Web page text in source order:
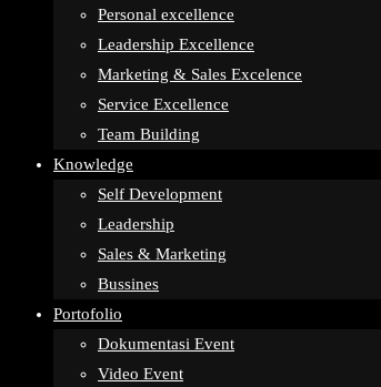
Personal excellence
Leadership Excellence
Marketing & Sales Excelence
Service Excellence
Team Building
Knowledge
Self Development
Leadership
Sales & Marketing
Bussines
Portofolio
Dokumentasi Event
Video Event